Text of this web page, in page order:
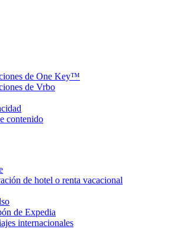
de One Key™
de Vrbo
contenido
de hotel o renta vacacional
de Expedia
internacionales